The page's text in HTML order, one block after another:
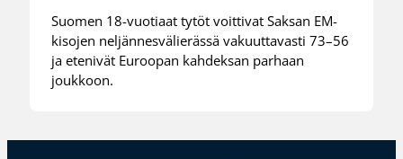
Suomen 18-vuotiaat tytöt voittivat Saksan EM-
kisojen neljännesvälierässä vakuuttavasti 73–56
ja etenivät Euroopan kahdeksan parhaan
joukkoon.